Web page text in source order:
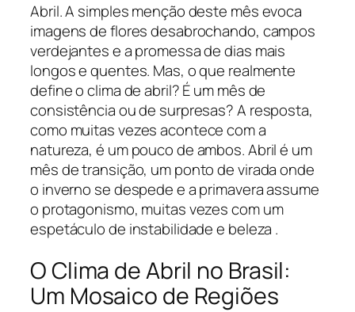
Abril. A simples menção deste mês evoca
imagens de flores desabrochando, campos
verdejantes e a promessa de dias mais
longos e quentes. Mas, o que realmente
define o clima de abril? É um mês de
consistência ou de surpresas? A resposta,
como muitas vezes acontece com a
natureza, é um pouco de ambos. Abril é um
mês de transição, um ponto de virada onde
o inverno se despede e a primavera assume
o protagonismo, muitas vezes com um
espetáculo de instabilidade e beleza .
O Clima de Abril no Brasil:
Um Mosaico de Regiões